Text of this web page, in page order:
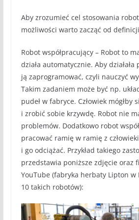
Aby zrozumieć cel stosowania
możliwości warto zacząć od
Robot współpracujący – Robot to
działa automatycznie. Aby działała
ją zaprogramować, czyli nauczyć
Takim zadaniem może być np.
pudeł w fabryce. Człowiek mógłby
i zrobić sobie krzywdę. Robot nie
problemów. Dodatkowo robot
pracować ramię w ramię z
i go odciążać. Przykład takiego
przedstawia poniższe zdjęcie oraz
YouTube (fabryka herbaty Lipton w
10 takich robotów):